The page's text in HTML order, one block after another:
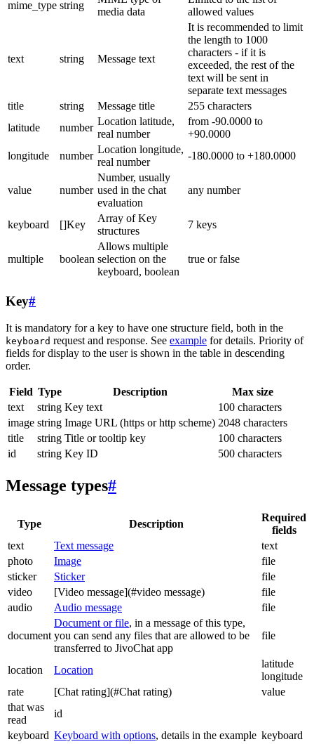
mime_type string
media data
allowed values
text string Message text
It is recommended to limit
the length to 1000
characters - if it is
exceeded, the rest of the
text will be sent in
separate text messages
title
string Message title
255 characters
latitude
number
Location latitude,
real number
from -90.0000 to
+90.0000
longitude
number
Location longitude,
real number
-180.0000 to +180.0000
value number
Number, usually
used in the chat
evaluation
any number
keyboard []Key
Array of Key
structures
7 keys
multiple boolean
Allows multiple
selection on the
keyboard, boolean
true or false
Key#
It is mandatory for a key to have one structure field, both in the
keyboard request and response. See example for details. Priority of
fields for display to the user is shown in the table in descending
order.
Field Type Description
Max size
text
string Key text
100 characters
image string Image URL (https or http scheme) 2048 characters
title
string Title or tooltip key
100 characters
id
string Key ID 500 characters
Message types#
Type Description
Required
fields
text
Text message
text
photo
Image
file
sticker
Sticker
file
video
[Video message](#video message)
file
audio
Audio message file
document
Document or file, in a message of this type,
you can send any files that are allowed to be
transferred to JivoChat app
file
location Location
latitude
longitude
rate
[Chat rating](#Chat rating)
value
that was
read
id
keyboard Keyboard with options, details in the example keyboard